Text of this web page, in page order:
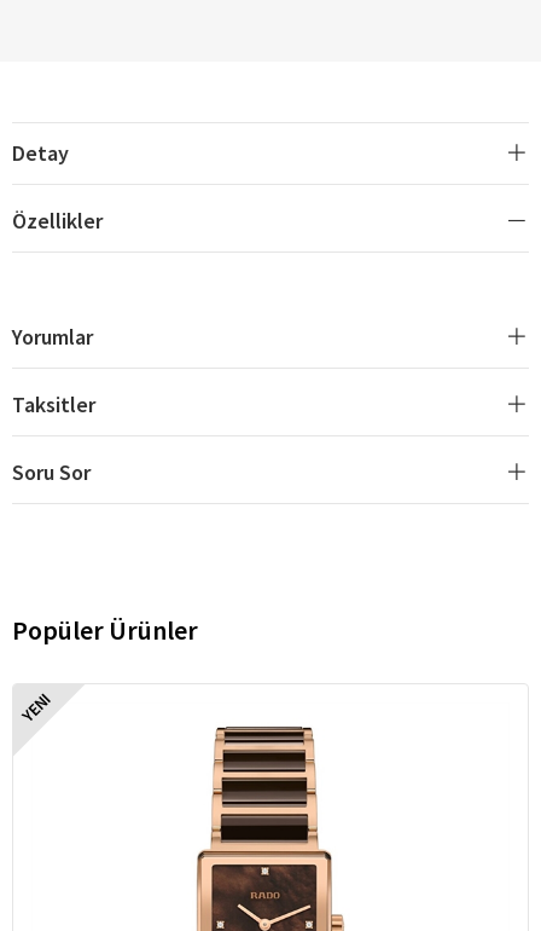
Detay
Özellikler
Yorumlar
Taksitler
Soru Sor
Popüler Ürünler
YENI